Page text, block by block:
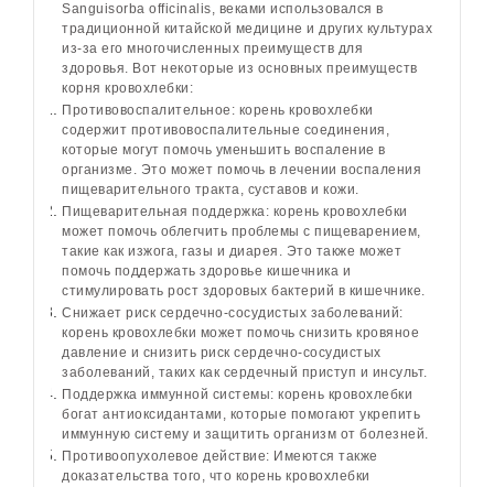
Sanguisorba officinalis, веками использовался в
традиционной китайской медицине и других культурах
из-за его многочисленных преимуществ для
здоровья. Вот некоторые из основных преимуществ
корня кровохлебки:
Противовоспалительное: корень кровохлебки
содержит противовоспалительные соединения,
которые могут помочь уменьшить воспаление в
организме. Это может помочь в лечении воспаления
пищеварительного тракта, суставов и кожи.
Пищеварительная поддержка: корень кровохлебки
может помочь облегчить проблемы с пищеварением,
такие как изжога, газы и диарея. Это также может
помочь поддержать здоровье кишечника и
стимулировать рост здоровых бактерий в кишечнике.
Снижает риск сердечно-сосудистых заболеваний:
корень кровохлебки может помочь снизить кровяное
давление и снизить риск сердечно-сосудистых
заболеваний, таких как сердечный приступ и инсульт.
Поддержка иммунной системы: корень кровохлебки
богат антиоксидантами, которые помогают укрепить
иммунную систему и защитить организм от болезней.
Противоопухолевое действие: Имеются также
доказательства того, что корень кровохлебки